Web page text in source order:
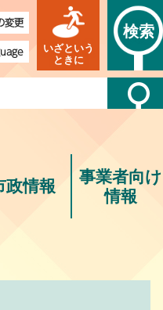
変更
いざという
ときに
検索
政情報
事業者向け
情報